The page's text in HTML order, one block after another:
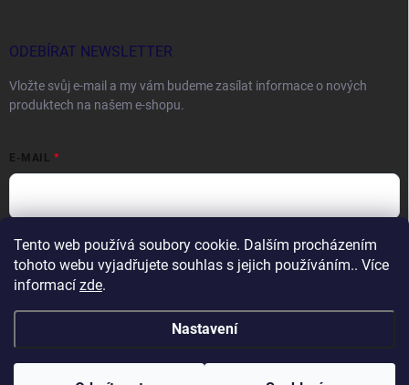
Tento web používá soubory cookie. Dalším procházením
tohoto webu vyjadřujete souhlas s jejich používáním.. Více
informací zde.
Nastavení
ODEBÍRAT NEWSLETTER
Vložte svůj e-mail a my vám budeme zasílat informace o nových
produktech na našem e-shopu.
E-MAIL
Vložením e-mailu souhlasíte spodmínkami ochrany osobních údajů
Přihlásit se
Copyright 2026DOCTORFISHING.CZ. Všechna práva vyhrazena.